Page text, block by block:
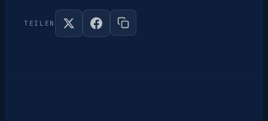
TEILEN